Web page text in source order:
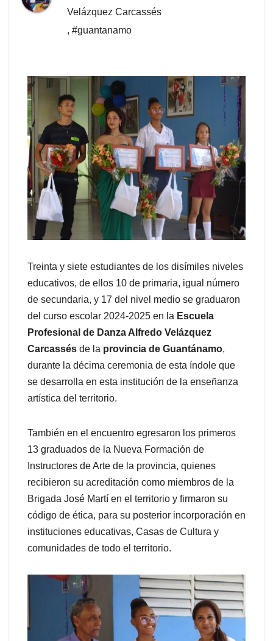
Velázquez Carcassés
, #guantanamo
Treinta y siete estudiantes de los disímiles niveles
educativos, de ellos 10 de primaria, igual número
de secundaria, y 17 del nivel medio se graduaron
del curso escolar 2024-2025 en la Escuela
Profesional de Danza Alfredo Velázquez
Carcassés de la provincia de Guantánamo,
durante la décima ceremonia de esta índole que
se desarrolla en esta institución de la enseñanza
artística del territorio.
También en el encuentro egresaron los primeros
13 graduados de la Nueva Formación de
Instructores de Arte de la provincia, quienes
recibieron su acreditación como miembros de la
Brigada José Martí en el territorio y firmaron su
código de ética, para su posterior incorporación en
instituciones educativas, Casas de Cultura y
comunidades de todo el territorio.